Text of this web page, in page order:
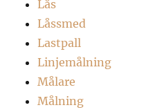
Lås
Låssmed
Lastpall
Linjemålning
Målare
Målning